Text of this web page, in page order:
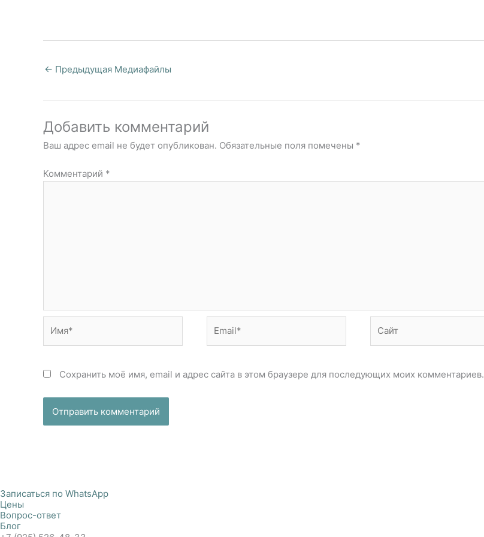
← Предыдущая Медиафайлы
Добавить комментарий
Ваш адрес email не будет опубликован. Обязательные поля помечены *
Комментарий *
Сохранить моё имя, email и адрес сайта в этом браузере для последующих моих комментариев.
Записаться по WhatsApp
Цены
Вопрос-ответ
Блог